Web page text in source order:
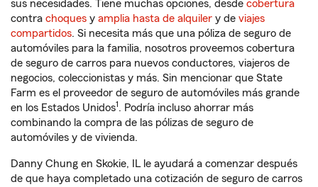
sus necesidades. Tiene muchas opciones, desde cobertura
contra choques y amplia hasta de alquiler y de viajes
compartidos. Si necesita más que una póliza de seguro de
automóviles para la familia, nosotros proveemos cobertura
de seguro de carros para nuevos conductores, viajeros de
negocios, coleccionistas y más. Sin mencionar que State
Farm es el proveedor de seguro de automóviles más grande
en los Estados Unidos1. Podría incluso ahorrar más
combinando la compra de las pólizas de seguro de
automóviles y de vivienda.
Danny Chung en Skokie, IL le ayudará a comenzar después
de que haya completado una cotización de seguro de carros